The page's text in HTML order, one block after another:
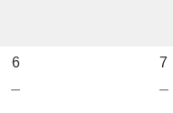
6
－
7
－